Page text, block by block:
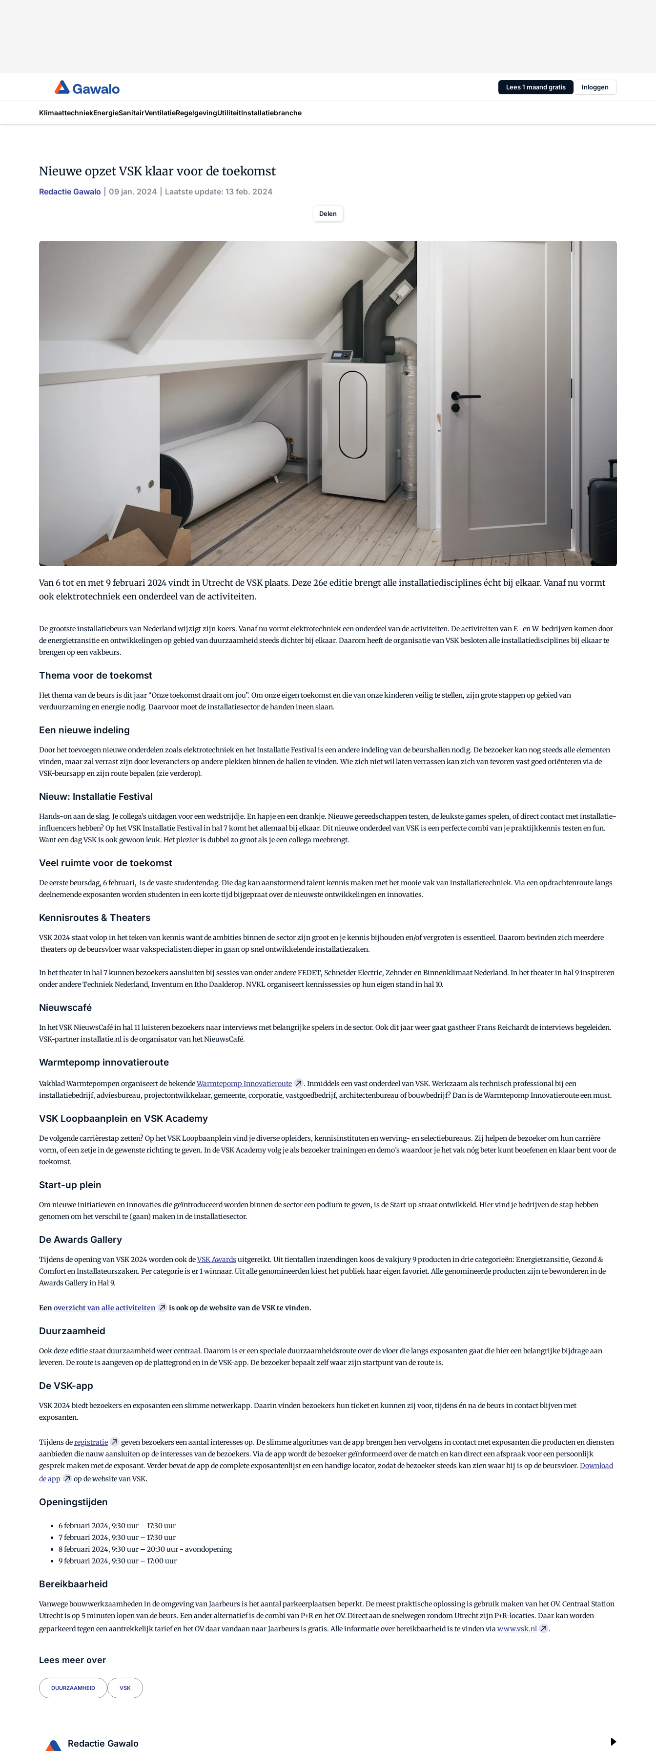
Lees 1 maand gratis Inloggen
KlimaattechniekEnergieSanitairVentilatieRegelgevingUtiliteitInstallatiebranche
Nieuwe opzet VSK klaar voor de toekomst
Redactie Gawalo 09 jan. 2024 Laatste update: 13 feb. 2024
Delen
Van 6 tot en met 9 februari 2024 vindt in Utrecht de VSK plaats. Deze 26e editie brengt alle installatiedisciplines écht bij elkaar. Vanaf nu vormt
ook elektrotechniek een onderdeel van de activiteiten.
De grootste installatiebeurs van Nederland wijzigt zijn koers. Vanaf nu vormt elektrotechniek een onderdeel van de activiteiten. De activiteiten van E- en W-bedrijven komen door
de energietransitie en ontwikkelingen op gebied van duurzaamheid steeds dichter bij elkaar. Daarom heeft de organisatie van VSK besloten alle installatiedisciplines bij elkaar te
brengen op een vakbeurs.
Thema voor de toekomst
Het thema van de beurs is dit jaar “Onze toekomst draait om jou”. Om onze eigen toekomst en die van onze kinderen veilig te stellen, zijn grote stappen op gebied van
verduurzaming en energie nodig. Daarvoor moet de installatiesector de handen ineen slaan.
Een nieuwe indeling
Door het toevoegen nieuwe onderdelen zoals elektrotechniek en het Installatie Festival is een andere indeling van de beurshallen nodig. De bezoeker kan nog steeds alle elementen
vinden, maar zal verrast zijn door leveranciers op andere plekken binnen de hallen te vinden. Wie zich niet wil laten verrassen kan zich van tevoren vast goed oriënteren via de
VSK-beursapp en zijn route bepalen (zie verderop).
Nieuw: Installatie Festival
Hands-on aan de slag. Je collega’s uitdagen voor een wedstrijdje. En hapje en een drankje. Nieuwe gereedschappen testen, de leukste games spelen, of direct contact met installatie-
influencers hebben? Op het VSK Installatie Festival in hal 7 komt het allemaal bij elkaar. Dit nieuwe onderdeel van VSK is een perfecte combi van je praktijkkennis testen en fun.
Want een dag VSK is ook gewoon leuk. Het plezier is dubbel zo groot als je een collega meebrengt.
Veel ruimte voor de toekomst
De eerste beursdag, 6 februari, is de vaste studentendag. Die dag kan aanstormend talent kennis maken met het mooie vak van installatietechniek. Via een opdrachtenroute langs
deelnemende exposanten worden studenten in een korte tijd bijgepraat over de nieuwste ontwikkelingen en innovaties.
Kennisroutes & Theaters
VSK 2024 staat volop in het teken van kennis want de ambities binnen de sector zijn groot en je kennis bijhouden en/of vergroten is essentieel. Daarom bevinden zich meerdere
theaters op de beursvloer waar vakspecialisten dieper in gaan op snel ontwikkelende installatiezaken.
In het theater in hal 7 kunnen bezoekers aansluiten bij sessies van onder andere FEDET, Schneider Electric, Zehnder en Binnenklimaat Nederland. In het theater in hal 9 inspireren
onder andere Techniek Nederland, Inventum en Itho Daalderop. NVKL organiseert kennissessies op hun eigen stand in hal 10.
Nieuwscafé
In het VSK NieuwsCafé in hal 11 luisteren bezoekers naar interviews met belangrijke spelers in de sector. Ook dit jaar weer gaat gastheer Frans Reichardt de interviews begeleiden.
VSK-partner installatie.nl is de organisator van het NieuwsCafé.
Warmtepomp innovatieroute
Vakblad Warmtepompen organiseert de bekendeWarmtepomp Innovatieroute
. Inmiddels een vast onderdeel van VSK. Werkzaam als technisch professional bij een
installatiebedrijf, adviesbureau, projectontwikkelaar, gemeente, corporatie, vastgoedbedrijf, architectenbureau of bouwbedrijf? Dan is de Warmtepomp Innovatieroute een must.
VSK Loopbaanplein en VSK Academy
De volgende carrièrestap zetten? Op het VSK Loopbaanplein vind je diverse opleiders, kennisinstituten en werving- en selectiebureaus. Zij helpen de bezoeker om hun carrière
vorm, of een zetje in de gewenste richting te geven. In de VSK Academy volg je als bezoeker trainingen en demo’s waardoor je het vak nóg beter kunt beoefenen en klaar bent voor de
toekomst.
Start-up plein
Om nieuwe initiatieven en innovaties die geïntroduceerd worden binnen de sector een podium te geven, is de Start-up straat ontwikkeld. Hier vind je bedrijven de stap hebben
genomen om het verschil te (gaan) maken in de installatiesector.
De Awards Gallery
Tijdens de opening van VSK 2024 worden ook deVSK Awardsuitgereikt. Uit tientallen inzendingen koos de vakjury 9 producten in drie categorieën: Energietransitie, Gezond &
Comfort en Installateurszaken. Per categorie is er 1 winnaar. Uit alle genomineerden kiest het publiek haar eigen favoriet. Alle genomineerde producten zijn te bewonderen in de
Awards Gallery in Hal 9.
Eenoverzicht van alle activiteiten is ook op de website van de VSK te vinden.
Duurzaamheid
Ook deze editie staat duurzaamheid weer centraal. Daarom is er een speciale duurzaamheidsroute over de vloer die langs exposanten gaat die hier een belangrijke bijdrage aan
leveren. De route is aangeven op de plattegrond en in de VSK-app. De bezoeker bepaalt zelf waar zijn startpunt van de route is.
De VSK-app
VSK 2024 biedt bezoekers en exposanten een slimme netwerkapp. Daarin vinden bezoekers hun ticket en kunnen zij voor, tijdens én na de beurs in contact blijven met
exposanten.
Tijdens deregistratie
geven bezoekers een aantal interesses op. De slimme algoritmes van de app brengen hen vervolgens in contact met exposanten die producten en diensten
aanbieden die nauw aansluiten op de interesses van de bezoekers. Via de app wordt de bezoeker geïnformeerd over de match en kan direct een afspraak voor een persoonlijk
gesprek maken met de exposant. Verder bevat de app de complete exposantenlijst en een handige locator, zodat de bezoeker steeds kan zien waar hij is op de beursvloer. Download
de app
op de website van VSK.
Openingstijden
6 februari 2024, 9:30 uur – 17:30 uur
7 februari 2024, 9:30 uur – 17:30 uur
8 februari 2024, 9:30 uur – 20:30 uur - avondopening
9 februari 2024, 9:30 uur – 17:00 uur
Bereikbaarheid
Vanwege bouwwerkzaamheden in de omgeving van Jaarbeurs is het aantal parkeerplaatsen beperkt. De meest praktische oplossing is gebruik maken van het OV. Centraal Station
Utrecht is op 5 minuten lopen van de beurs. Een ander alternatief is de combi van P+R en het OV. Direct aan de snelwegen rondom Utrecht zijn P+R-locaties. Daar kan worden
geparkeerd tegen een aantrekkelijk tarief en het OV daar vandaan naar Jaarbeurs is gratis. Alle informatie over bereikbaarheid is te vinden viawww.vsk.nl .
Lees meer over
DUURZAAMHEID VSK
Redactie Gawalo